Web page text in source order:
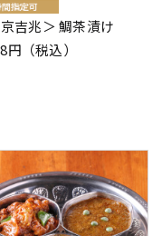
吉兆＞ 鯛茶漬け
円（税込）